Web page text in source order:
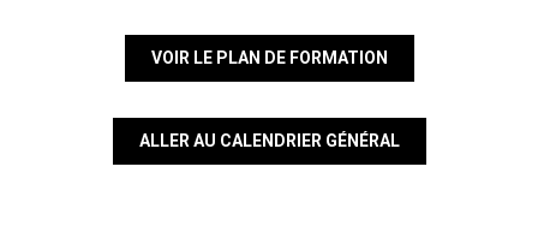
VOIR LE PLAN DE FORMATION
ALLER AU CALENDRIER GÉNÉRAL